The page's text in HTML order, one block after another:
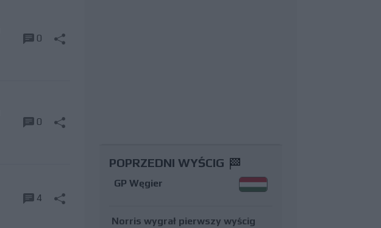
0
0
4
POPRZEDNI WYŚCIG
GP Węgier
Norris wygrał pierwszy wyścig